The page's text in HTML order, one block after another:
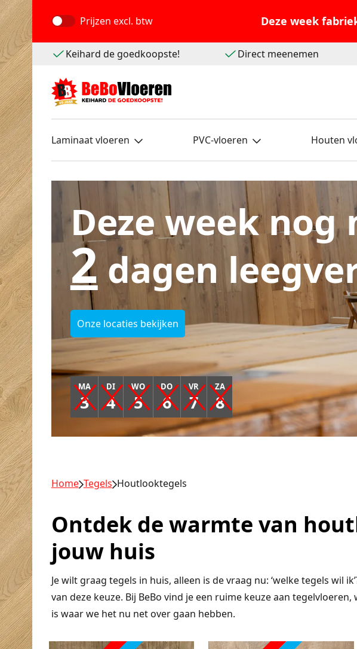
Prijzen excl. btw Deze week
Keihard de goedkoopste! Direct meenemen
Laminaat vloeren PVC-vloeren Houten
Deze week nog
2 dagen
Onze locaties bekijken
MA
3
DI
4
WO
5
DO
6
VR
7
ZA
8
Home Tegels Houtlooktegels
Ontdek de warmte van
jouw huis
Je wilt graag tegels in huis, alleen is de vraag nu: ‘welke tegels wil
van deze keuze. Bij BeBo vind je een ruime keuze aan
is waar we het nu net over gaan hebben.